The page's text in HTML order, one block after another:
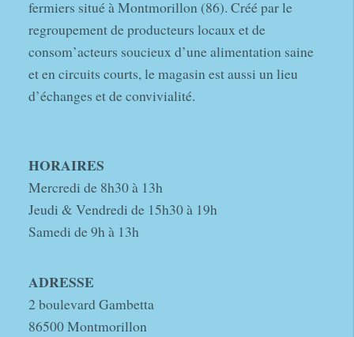
fermiers situé à Montmorillon (86). Créé par le
regroupement de producteurs locaux et de
consom’acteurs soucieux d’une alimentation saine
et en circuits courts, le magasin est aussi un lieu
d’échanges et de convivialité.
HORAIRES
Mercredi de 8h30 à 13h
Jeudi & Vendredi de 15h30 à 19h
Samedi de 9h à 13h
ADRESSE
2 boulevard Gambetta
86500 Montmorillon